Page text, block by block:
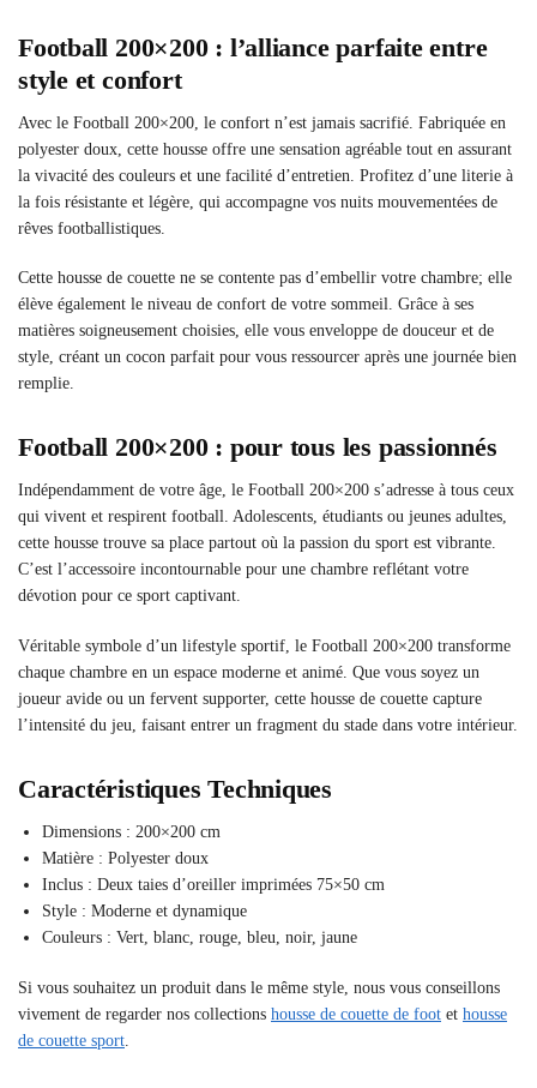
Football 200×200 : l’alliance parfaite entre
style et confort
Avec le Football 200×200, le confort n’est jamais sacrifié. Fabriquée en
polyester doux, cette housse offre une sensation agréable tout en assurant
la vivacité des couleurs et une facilité d’entretien. Profitez d’une literie à
la fois résistante et légère, qui accompagne vos nuits mouvementées de
rêves footballistiques.
Cette housse de couette ne se contente pas d’embellir votre chambre; elle
élève également le niveau de confort de votre sommeil. Grâce à ses
matières soigneusement choisies, elle vous enveloppe de douceur et de
style, créant un cocon parfait pour vous ressourcer après une journée bien
remplie.
Football 200×200 : pour tous les passionnés
Indépendamment de votre âge, le Football 200×200 s’adresse à tous ceux
qui vivent et respirent football. Adolescents, étudiants ou jeunes adultes,
cette housse trouve sa place partout où la passion du sport est vibrante.
C’est l’accessoire incontournable pour une chambre reflétant votre
dévotion pour ce sport captivant.
Véritable symbole d’un lifestyle sportif, le Football 200×200 transforme
chaque chambre en un espace moderne et animé. Que vous soyez un
joueur avide ou un fervent supporter, cette housse de couette capture
l’intensité du jeu, faisant entrer un fragment du stade dans votre intérieur.
Caractéristiques Techniques
Dimensions : 200×200 cm
Matière : Polyester doux
Inclus : Deux taies d’oreiller imprimées 75×50 cm
Style : Moderne et dynamique
Couleurs : Vert, blanc, rouge, bleu, noir, jaune
Si vous souhaitez un produit dans le même style, nous vous conseillons
vivement de regarder nos collections housse de couette de foot et housse
de couette sport.